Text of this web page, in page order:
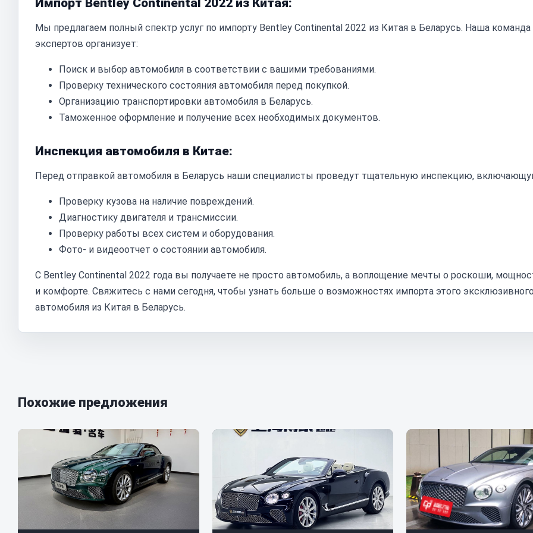
Импорт Bentley Continental 2022 из Китая:
Мы предлагаем полный спектр услуг по импорту Bentley Continental 2022 из Китая в Беларусь. Наша команда
экспертов организует:
Поиск и выбор автомобиля в соответствии с вашими требованиями.
Проверку технического состояния автомобиля перед покупкой.
Организацию транспортировки автомобиля в Беларусь.
Таможенное оформление и получение всех необходимых документов.
Инспекция автомобиля в Китае:
Перед отправкой автомобиля в Беларусь наши специалисты проведут тщательную инспекцию,
Проверку кузова на наличие повреждений.
Диагностику двигателя и трансмиссии.
Проверку работы всех систем и оборудования.
Фото- и видеоотчет о состоянии автомобиля.
С Bentley Continental 2022 года вы получаете не просто автомобиль, а воплощение мечты о роскоши,
и комфорте. Свяжитесь с нами сегодня, чтобы узнать больше о возможностях импорта этого
автомобиля из Китая в Беларусь.
Похожие предложения